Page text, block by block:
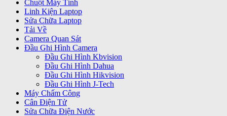
Chuột Máy Tính
Linh Kiện Laptop
Sửa Chữa Laptop
Tải Về
Camera Quan Sát
Đầu Ghi Hình Camera
Đầu Ghi Hình Kbvision
Đầu Ghi Hình Dahua
Đầu Ghi Hình Hikvision
Đầu Ghi Hình J-Tech
Máy Chấm Công
Cân Điện Tử
Sửa Chữa Điện Nước